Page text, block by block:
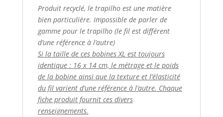
Produit recyclé, le trapilho est une matière
bien particulière. Impossible de parler de
gamme pour le trapilho (le fil est différent
d’une référence à l’autre)
Si la taille de ces bobines XL est toujours
identique : 16 x 14 cm, le métrage et le poids
de la bobine ainsi que la texture et l’élasticité
du fil varient d’une référence à l’autre. Chaque
fiche produit fournit ces divers
renseignements.